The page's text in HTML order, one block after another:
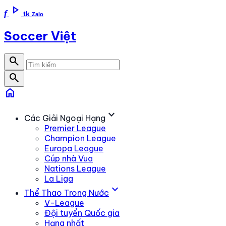
f play_arrow tk Zalo
Soccer Việt
search
search
home
Các Giải Ngoại Hạng expand_more
Premier League
Champion League
Europa League
Cúp nhà Vua
Nations League
La Liga
Thể Thao Trong Nước expand_more
V-League
Đội tuyển Quốc gia
Hạng nhất